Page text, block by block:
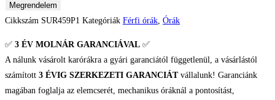
Megrendelem
Cikkszám SUR459P1 Kategóriák Férfi órák, Órák
✅ 3 ÉV MOLNÁR GARANCIÁVAL ✅
A nálunk vásárolt karórákra a gyári garanciától függetlenül, a vásárlástól
számított 3 ÉVIG SZERKEZETI GARANCIÁTvállalunk! Garanciánk
magában foglalja az elemcserét, mechanikus óráknál a pontosítást,